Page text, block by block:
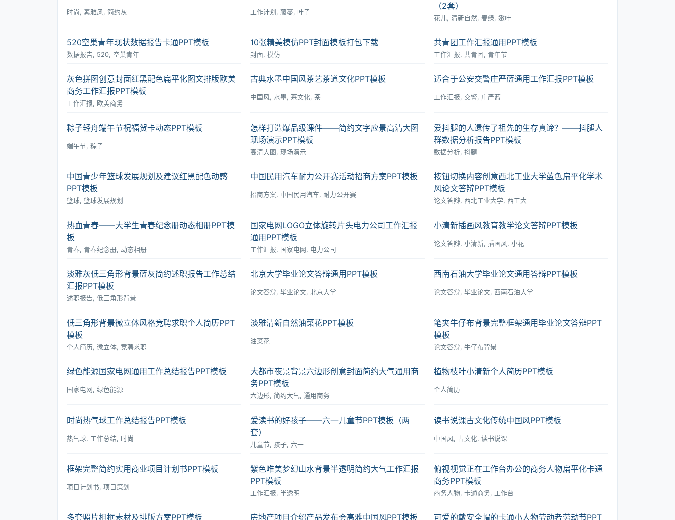
时尚, 素雅风, 简约灰 工作计划, 藤蔓, 叶子
（2套）
花儿, 清新自然, 春绿, 嫩叶
520空巢青年现状数据报告卡通PPT模板
数据报告, 520, 空巢青年
10张精美模仿PPT封面模板打包下载
封面, 模仿
共青团工作汇报通用PPT模板
工作汇报, 共青团, 青年节
灰色拼图创意封面红黑配色扁平化图文排版欧美
商务工作汇报PPT模板
工作汇报, 欧美商务
古典水墨中国风茶艺茶道文化PPT模板
中国风, 水墨, 茶文化, 茶
适合于公安交警庄严蓝通用工作汇报PPT模板
工作汇报, 交警, 庄严蓝
粽子轻舟端午节祝福贺卡动态PPT模板
端午节, 粽子
怎样打造爆品级课件――简约文字应景高清大图
现场演示PPT模板
高清大图, 现场演示
爱抖腿的人遗传了祖先的生存真谛？――抖腿人
群数据分析报告PPT模板
数据分析, 抖腿
中国青少年篮球发展规划及建议红黑配色动感
PPT模板
篮球, 篮球发展规划
中国民用汽车耐力公开赛活动招商方案PPT模板
招商方案, 中国民用汽车, 耐力公开赛
按钮切换内容创意西北工业大学蓝色扁平化学术
风论文答辩PPT模板
论文答辩, 西北工业大学, 西工大
热血青春――大学生青春纪念册动态相册PPT模
板
青春, 青春纪念册, 动态相册
国家电网LOGO立体旋转片头电力公司工作汇报
通用PPT模板
工作汇报, 国家电网, 电力公司
小清新插画风教育教学论文答辩PPT模板
论文答辩, 小清新, 插画风, 小花
淡雅灰低三角形背景蓝灰简约述职报告工作总结
汇报PPT模板
述职报告, 低三角形背景
北京大学毕业论文答辩通用PPT模板
论文答辩, 毕业论文, 北京大学
西南石油大学毕业论文通用答辩PPT模板
论文答辩, 毕业论文, 西南石油大学
低三角形背景微立体风格竞聘求职个人简历PPT
模板
个人简历, 微立体, 竞聘求职
淡雅清新自然油菜花PPT模板
油菜花
笔夹牛仔布背景完整框架通用毕业论文答辩PPT
模板
论文答辩, 牛仔布背景
绿色能源国家电网通用工作总结报告PPT模板
国家电网, 绿色能源
大都市夜景背景六边形创意封面简约大气通用商
务PPT模板
六边形, 简约大气, 通用商务
植物枝叶小清新个人简历PPT模板
个人简历
时尚热气球工作总结报告PPT模板
热气球, 工作总结, 时尚
爱读书的好孩子――六一儿童节PPT模板（两
套）
儿童节, 孩子, 六一
读书说课古文化传统中国风PPT模板
中国风, 古文化, 读书说课
框架完整简约实用商业项目计划书PPT模板
项目计划书, 项目策划
紫色唯美梦幻山水背景半透明简约大气工作汇报
PPT模板
工作汇报, 半透明
俯视视觉正在工作台办公的商务人物扁平化卡通
商务PPT模板
商务人物, 卡通商务, 工作台
多套照片相框素材及排版方案PPT模板 房地产项目介绍产品发布会高雅中国风PPT模板 可爱的戴安全帽的卡通小人物劳动者劳动节PPT